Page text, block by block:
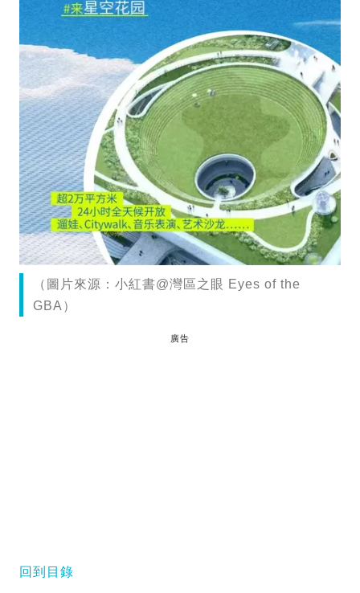
（圖片來源：小紅書@灣區之眼 Eyes of the
GBA）
廣告
回到目錄